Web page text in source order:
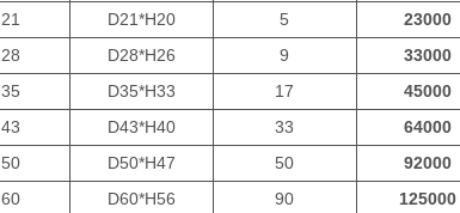
D21*H20 5
23000
D28*H26 9
33000
D35*H33 17
45000
D43*H40 33
64000
D50*H47 50
92000
D60*H56 90
125000